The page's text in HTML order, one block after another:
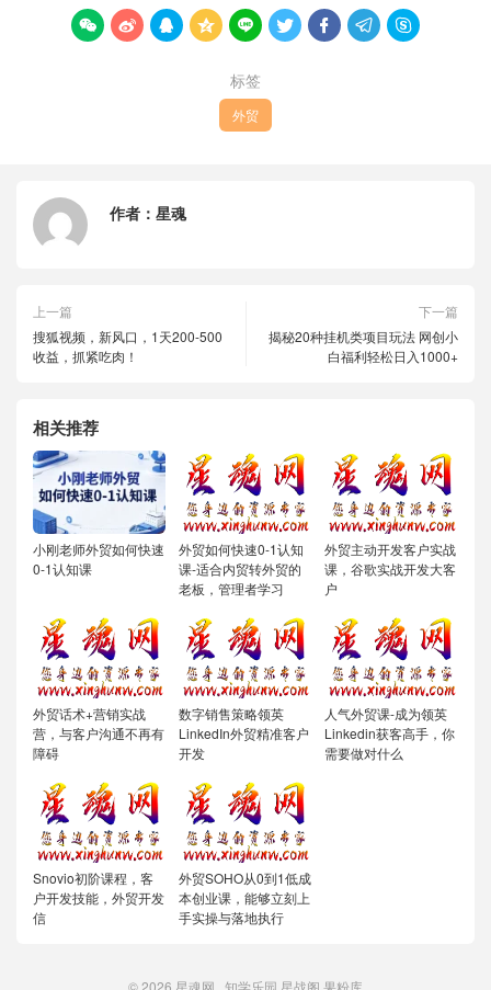
        
标签
外贸
作者： 星魂
上一篇
搜狐视频，新风口，1天200-500
收益，抓紧吃肉！
下一篇
揭秘20种挂机类项目玩法 网创小
白福利轻松日入1000+
相关推荐
小刚老师外贸如何快速
0-1认知课
外贸如何快速0-1认知
课-适合内贸转外贸的
老板，管理者学习
外贸主动开发客户实战
课，谷歌实战开发大客
户
外贸话术+营销实战
营，与客户沟通不再有
障碍
数字销售策略领英
LinkedIn外贸精准客户
开发
人气外贸课-成为领英
Linkedin获客高手，你
需要做对什么
Snovio初阶课程，客
户开发技能，外贸开发
信
外贸SOHO从0到1低成
本创业课，能够立刻上
手实操与落地执行
© 2026 星魂网 知学乐园 星战阁 果粉库